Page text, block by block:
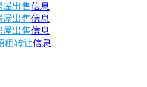
屋出售信息
屋出售信息
屋出售信息
租转让信息